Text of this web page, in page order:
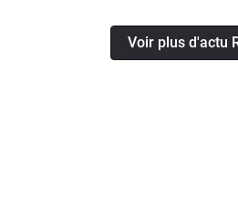
Voir plus d'actu